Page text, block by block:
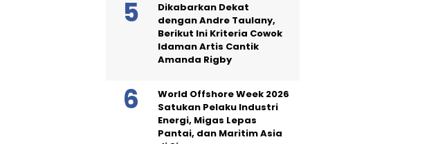
Dikabarkan Dekat
dengan Andre Taulany,
Berikut Ini Kriteria Cowok
Idaman Artis Cantik
Amanda Rigby
World Offshore Week 2026
Satukan Pelaku Industri
Energi, Migas Lepas
Pantai, dan Maritim Asia